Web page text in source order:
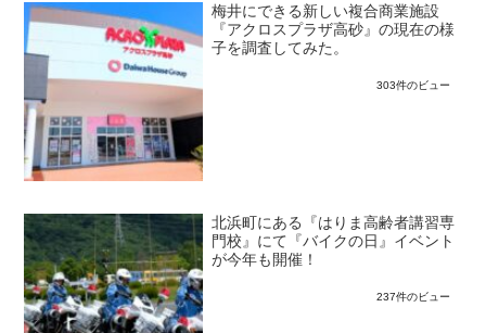
梅井にできる新しい複合商業施設
『アクロスプラザ高砂』の現在の様
子を調査してみた。
303件のビュー
北浜町にある『はりま高齢者講習専
門校』にて『バイクの日』イベント
が今年も開催！
237件のビュー